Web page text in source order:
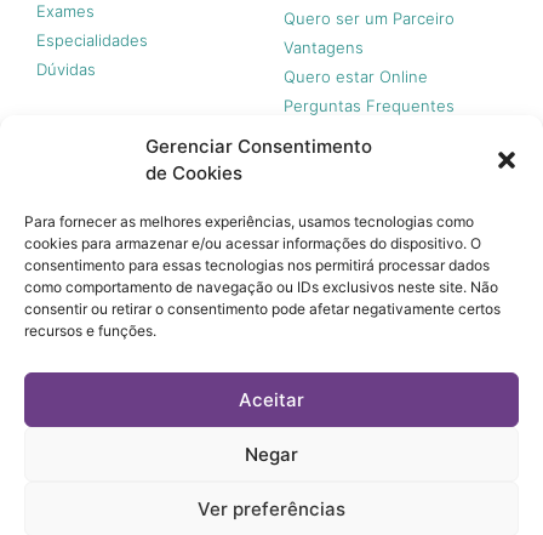
Gerenciar Consentimento
de Cookies
Para fornecer as melhores experiências, usamos tecnologias como
cookies para armazenar e/ou acessar informações do dispositivo. O
consentimento para essas tecnologias nos permitirá processar dados
como comportamento de navegação ou IDs exclusivos neste site. Não
consentir ou retirar o consentimento pode afetar negativamente certos
recursos e funções.
Aceitar
Negar
Ver preferências
Exames
Especialidades
Dúvidas
Quero ser um Parceiro
Vantagens
Quero estar Online
Perguntas Frequentes
A 365 Acesso não é plano de saúde e não garante a
cobertura financeira de riscos e de custos assistenciais à
saúde. Você paga apenas quando usar, sem taxa de adesão,
mensalidades ou anuidades.